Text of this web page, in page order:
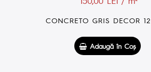
CONCRETO GRIS DECOR
Adaugă în Coş